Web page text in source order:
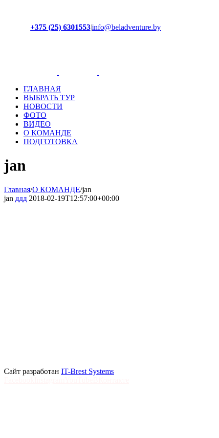
+375 (25) 6301553|info@beladventure.by
ГЛАВНАЯ
ВЫБРАТЬ ТУР
НОВОСТИ
ФОТО
ВИДЕО
О КОМАНДЕ
ПОДГОТОВКА
jan
Главная/О КОМАНДЕ/jan
jan ддд 2018-02-19T12:57:00+00:00
Сайт разработан IT-Brest Systems